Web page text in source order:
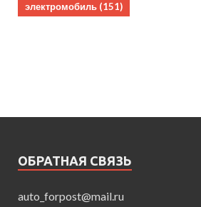
электромобиль (151)
ОБРАТНАЯ СВЯЗЬ
auto_forpost@mail.ru